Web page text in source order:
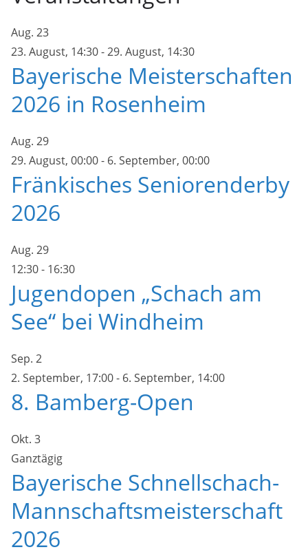
Aug. 23
23. August, 14:30-29. August, 14:30
Bayerische Meisterschaften
2026 in Rosenheim
Aug. 29
29. August, 00:00- 6. September, 00:00
Fränkisches Seniorenderby
2026
Aug. 29
12:30- 16:30
Jugendopen „Schach am
See“ bei Windheim
Sep. 2
2. September, 17:00- 6. September, 14:00
8. Bamberg-Open
Okt. 3
Ganztägig
Bayerische Schnellschach-
Mannschaftsmeisterschaft
2026